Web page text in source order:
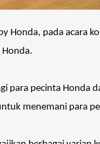
Honda, pada acara
Honda.
para pecinta Honda
menemani para